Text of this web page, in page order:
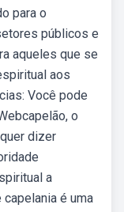
para o
públicos e
aqueles que se
aos
Você pode
o
dizer
a
é uma